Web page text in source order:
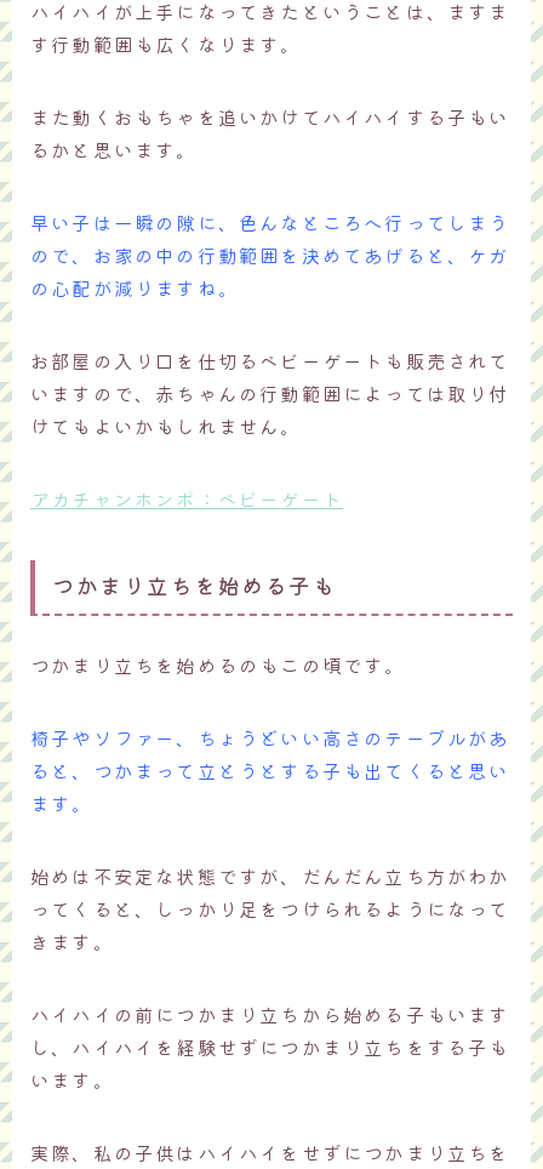
ハイハイが上手になってきたということは、ますま
す行動範囲も広くなります。
また動くおもちゃを追いかけてハイハイする子もい
るかと思います。
早い子は一瞬の隙に、色んなところへ行ってしまう
ので、お家の中の行動範囲を決めてあげると、ケガ
の心配が減りますね。
お部屋の入り口を仕切るベビーゲートも販売されて
いますので、赤ちゃんの行動範囲によっては取り付
けてもよいかもしれません。
アカチャンホンポ：ベビーゲート
つかまり立ちを始める子も
つかまり立ちを始めるのもこの頃です。
椅子やソファー、ちょうどいい高さのテーブルがあ
ると、つかまって立とうとする子も出てくると思い
ます。
始めは不安定な状態ですが、だんだん立ち方がわか
ってくると、しっかり足をつけられるようになって
きます。
ハイハイの前につかまり立ちから始める子もいます
し、ハイハイを経験せずにつかまり立ちをする子も
います。
実際、私の子供はハイハイをせずにつかまり立ちを